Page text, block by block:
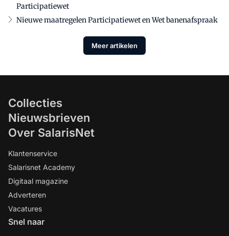
Participatiewet
Nieuwe maatregelen Participatiewet en Wet banenafspraak
Meer artikelen
Collecties
Nieuwsbrieven
Over SalarisNet
Klantenservice
Salarisnet Academy
Digitaal magazine
Adverteren
Vacatures
Snel naar